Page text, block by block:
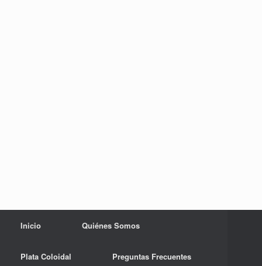
Inicio Quiénes Somos
Plata Coloidal Preguntas Frecuentes